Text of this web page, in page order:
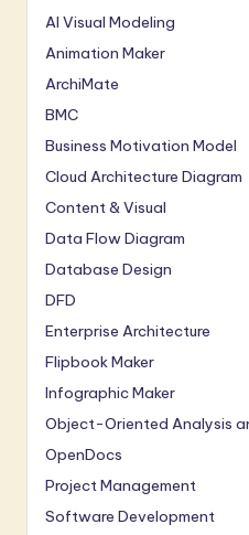
AI Visual Modeling
Animation Maker
ArchiMate
BMC
Business Motivation Model
Cloud Architecture Diagram
Content & Visual
Data Flow Diagram
Database Design
DFD
Enterprise Architecture
Flipbook Maker
Infographic Maker
Object-Oriented Analysis
OpenDocs
Project Management
Software Development